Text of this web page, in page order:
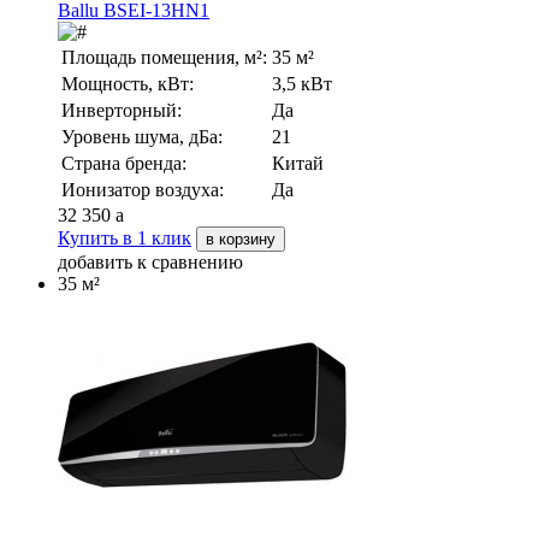
Ballu BSEI-13HN1
Площадь помещения, м²: 35 м²
Мощность, кВт:
3,5 кВт
Инверторный:
Да
Уровень шума, дБа:
21
Страна бренда:
Китай
Ионизатор воздуха:
Да
32 350 a
Купить в 1 клик
в корзину
добавить к сравнению
35 м²